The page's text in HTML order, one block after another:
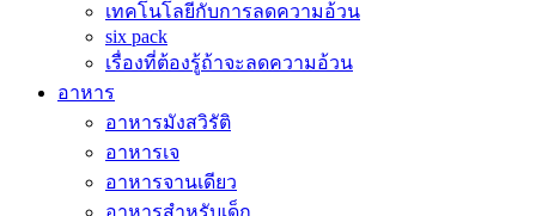
เทคโนโลยีกับการลดความอ้วน
six pack
เรื่องที่ต้องรู้ถ้าจะลดความอ้วน
อาหาร
อาหารมังสวิรัติ
อาหารเจ
อาหารจานเดียว
อาหารสำหรับเด็ก